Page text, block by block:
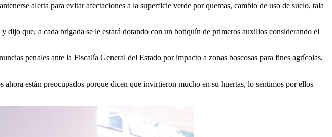
alerta para evitar afectaciones a la superficie verde por quemas, cambio de uso de suelo, tala
que, a cada brigada se le estará dotando con un botiquín de primeros auxilios considerando el
penales ante la Fiscalía General del Estado por impacto a zonas boscosas para fines agrícolas,
están preocupados porque dicen que invirtieron mucho en su huertas, lo sentimos por ellos